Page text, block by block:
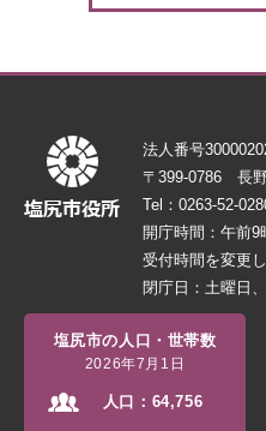
法人番号
〒399-0786 長
Tel：0263-52-
開庁時間：午前9
受付時間を変更
閉庁日：土曜日
塩尻市の人口・世帯数
2026年7月1日
人口： 64,756